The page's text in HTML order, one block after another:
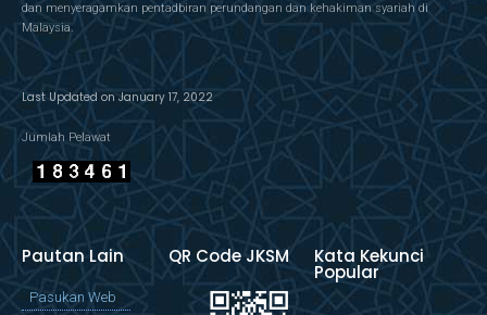
dan menyeragamkan pentadbiran perundangan dan kehakiman syariah di
Malaysia.
Last Updated on January 17, 2022
Jumlah Pelawat
Pautan Lain
Pasukan Web
QR Code JKSM Kata Kekunci
Popular